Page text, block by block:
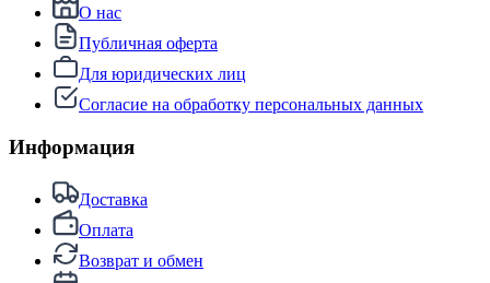
О нас
Публичная оферта
Для юридических лиц
Согласие на обработку персональных данных
Информация
Доставка
Оплата
Возврат и обмен